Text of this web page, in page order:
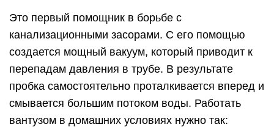
Это первый помощник в борьбе с
канализационными засорами. С его помощью
создается мощный вакуум, который приводит к
перепадам давления в трубе. В результате
пробка самостоятельно проталкивается вперед и
смывается большим потоком воды. Работать
вантузом в домашних условиях нужно так: